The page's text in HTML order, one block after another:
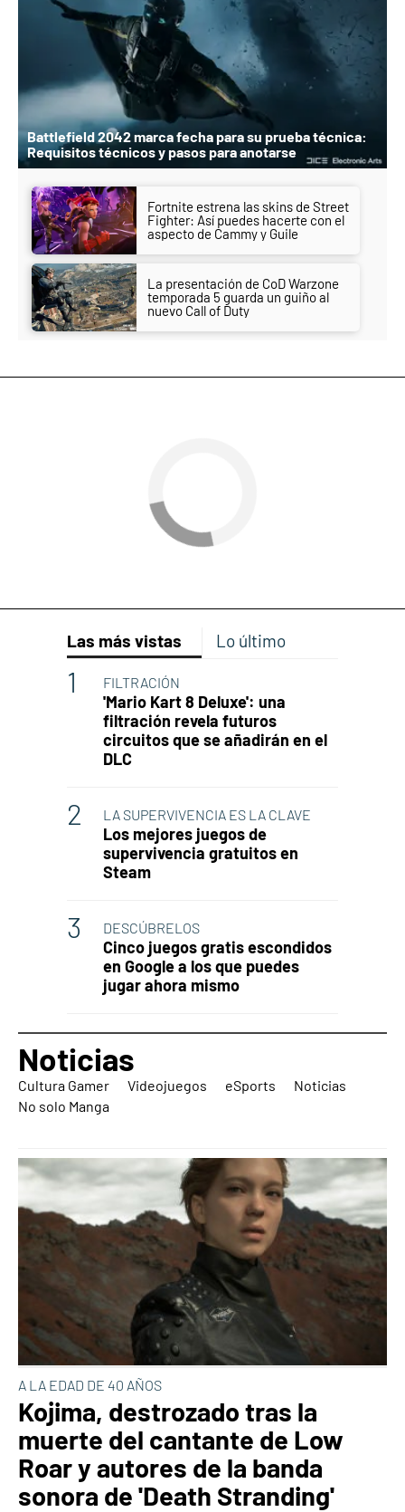
Battlefield 2042 marca fecha para su prueba técnica:
Requisitos técnicos y pasos para anotarse
Fortnite estrena las skins de Street
Fighter: Así puedes hacerte con el
aspecto de Cammy y Guile
La presentación de CoD Warzone
temporada 5 guarda un guiño al
nuevo Call of Duty
Las más vistas Lo último
FILTRACIÓN
'Mario Kart 8 Deluxe': una
filtración revela futuros
circuitos que se añadirán en el
DLC
LA SUPERVIVENCIA ES LA CLAVE
Los mejores juegos de
supervivencia gratuitos en
Steam
DESCÚBRELOS
Cinco juegos gratis escondidos
en Google a los que puedes
jugar ahora mismo
Noticias
Cultura Gamer Videojuegos eSports
Noticias
No solo Manga
A LA EDAD DE 40 AÑOS
Kojima, destrozado tras la
muerte del cantante de Low
Roar y autores de la banda
sonora de 'Death Stranding'